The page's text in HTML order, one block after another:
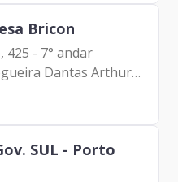
Bricon
425 - 7° andar
Dantas Arthur
SUL - Porto